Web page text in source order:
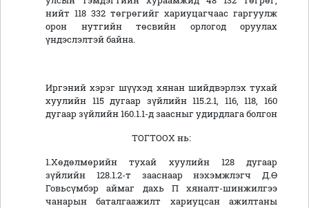
нийт 118 332 төгрөгийг хариуцагчаас гаргуулж
орон нутгийн төсвийн орлогод оруулах
үндэслэлтэй байна.
Иргэний хэрэг шүүхэд хянан шийдвэрлэх тухай
хуулийн 115 дугаар зүйлийн 115.2.1, 116, 118, 160
дугаар зүйлийн 160.1.1-д заасныг удирдлага болгон
ТОГТООХ нь:
1.Хөдөлмөрийн тухай хуулийн 128 дугаар
зүйлийн 128.1.2-т зааснаар нэхэмжлэгч Д.Ө
Говьсүмбэр аймаг дахь П хяналт-шинжилгээ
чанарын баталгаажилт хариуцсан ажилтаны